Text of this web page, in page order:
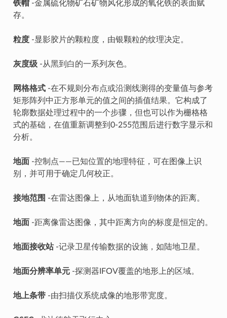
铁帽-金属硫化物矿石矿物风化形成的氧化铁的表面赋
存。
粒度-显影胶片的颗粒度，由银颗粒的纹理决定。
灰度级-从黑到白的一系列灰色。
网格格式-在不规则分布点或沿测线测得的变量值与参考
矩形阵列中正方形单元的值之间的插值结果。它构成了
轮廓数据处理过程中的一个步骤，但也可以作为栅格格
式的基础，在值重新调整到0-255范围后进行数字显示和
分析。
地面 -控制点——已知位置的地理特征，可在图像上识
别，并可用于确定几何校正。
接地范围 -在雷达图像上，从地面轨道到物体的距离。
地面 -距离像雷达图像，其中距离方向的标度是恒定的。
地面接收站-记录卫星传输数据的设施，如陆地卫星。
地面分辨率单元-探测器IFOV覆盖的地形上的区域。
地上条带-由扫描仪系统成像的地形带宽度。